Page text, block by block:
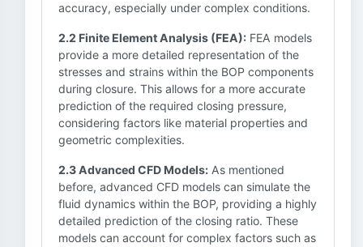
accuracy, especially under complex conditions.
2.2 Finite Element Analysis (FEA): FEA models
provide a more detailed representation of the
stresses and strains within the BOP components
during closure. This allows for a more accurate
prediction of the required closing pressure,
considering factors like material properties and
geometric complexities.
2.3 Advanced CFD Models: As mentioned
before, advanced CFD models can simulate the
fluid dynamics within the BOP, providing a highly
detailed prediction of the closing ratio. These
models can account for complex factors such as